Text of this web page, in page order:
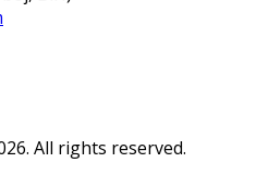
All rights reserved.